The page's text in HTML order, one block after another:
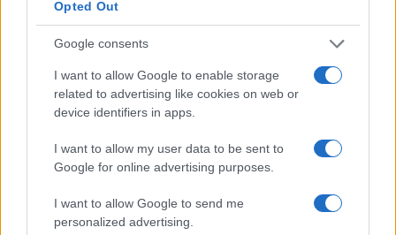
Opted Out
Google consents
I want to allow Google to enable storage
related to advertising like cookies on web or
device identifiers in apps.
I want to allow my user data to be sent to
Google for online advertising purposes.
I want to allow Google to send me
personalized advertising.
οχημάτων Ford, το αμιγώς ηλεκτρικό Puma Gen-E
συνοδεύεται από την μοναδική Εργοστασιακή Εγγύηση 8
ετών της Ford Protect, η οποία είναι πλήρως μεταβιβάσιμη
στον επόμενο ιδιοκτήτη, προσφέροντας έτσι σε όλους
ξεγνοιασιά, ηρεμία και ασφάλεια για πολλά και
απροβλημάτιστα χιλιόμετρα.